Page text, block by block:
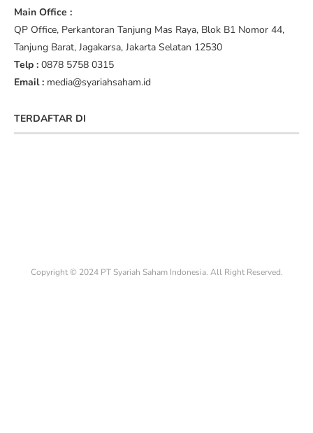
Main Office :
QP Office, Perkantoran Tanjung Mas Raya, Blok B1 Nomor 44,
Tanjung Barat, Jagakarsa, Jakarta Selatan 12530
Telp : 0878 5758 0315
Email : media@syariahsaham.id
TERDAFTAR DI
Copyright © 2024 PT Syariah Saham Indonesia. All Right Reserved.